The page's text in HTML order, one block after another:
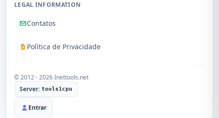
LEGAL INFORMATION
Contatos
Política de Privacidade
© 2012 - 2026 Inettools.net
Server: tools1cpu
Entrar